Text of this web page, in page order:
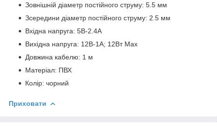
Зовнішній діаметр постійного струму: 5.5 мм
Зсередини діаметр постійного струму: 2.5 мм
Вхідна напруга: 5В-2.4A
Вихідна напруга: 12В-1A; 12Вт Max
Довжина кабелю: 1 м
Матеріал: ПВХ
Колір: чорний
Приховати